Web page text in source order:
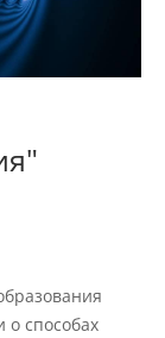
о способах